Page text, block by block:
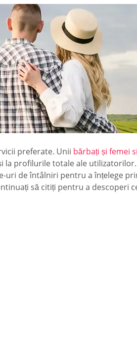
preferate. Unii bărbați și femei
la profilurile totale ale
uri de întâlniri pentru a înțelege
să citiți pentru a descoperi